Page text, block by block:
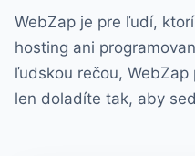
WebZap je pre ľudí,
hosting ani
ľudskou rečou,
len doladíte tak, aby